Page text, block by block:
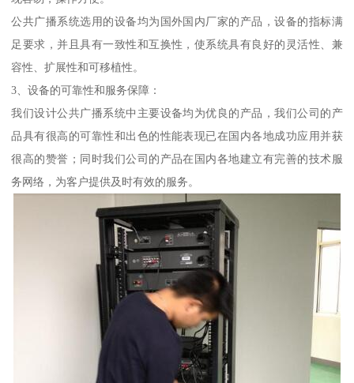
公共广播系统选用的设备均为国外国内厂家的产品，设备的指标满
足要求，并且具有一致性和互换性，使系统具有良好的灵活性、兼
容性、扩展性和可移植性。
3、设备的可靠性和服务保障：
我们设计公共广播系统中主要设备均为优良的产品，我们公司的产
品具有很高的可靠性和出色的性能表现已在国内各地成功应用并获
很高的赞誉；同时我们公司的产品在国内各地建立有完善的技术服
务网络，为客户提供及时有效的服务。